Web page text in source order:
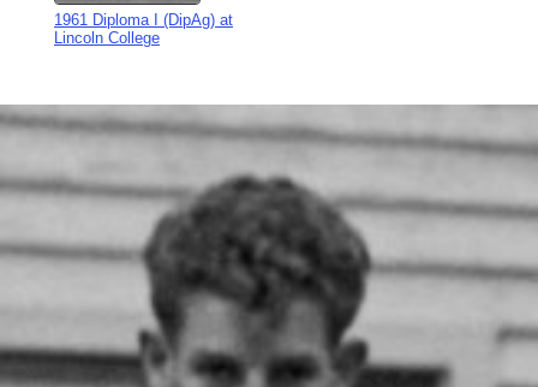
1961 Diploma I (DipAg) at
Lincoln College